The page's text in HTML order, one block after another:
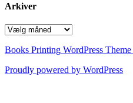
Arkiver
Arkiver
Books Printing WordPress Theme
Proudly powered by WordPress